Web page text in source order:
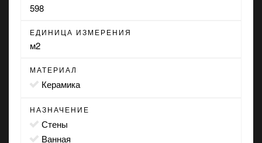
598
ЕДИНИЦА ИЗМЕРЕНИЯ
м2
МАТЕРИАЛ
Керамика
НАЗНАЧЕНИЕ
стены
ванная